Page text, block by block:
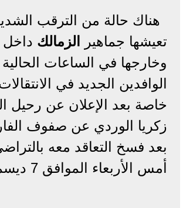
هناك حالة من الترقب
تعيشها جماهير
الزمالك
وخارجها في الساعات
الوافدين الجديد في
خاصة بعد الإعلان عن رحيل
زكريا الوردي عن صفوف
بعد فسخ التعاقد معه
أمس الأربعاء الموافق 7 ديسمبر 2022.